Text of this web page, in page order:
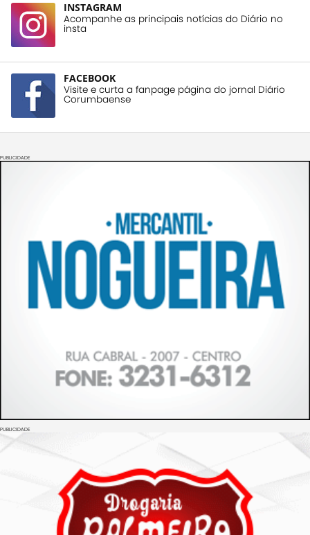
INSTAGRAM
Acompanhe as principais notícias do Diário no
insta
FACEBOOK
Visite e curta a fanpage página do jornal Diário
Corumbaense
PUBLICIDADE
PUBLICIDADE